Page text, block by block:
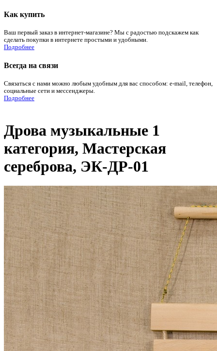
Как купить
Ваш первый заказ в интернет-магазине? Мы с радостью подскажем как
сделать покупки в интернете простыми и удобными.
Подробнее
Всегда на связи
Связаться с нами можно любым удобным для вас способом: e-mail, телефон,
социальные сети и мессенджеры.
Подробнее
Дрова музыкальные 1
категория, Мастерская
сереброва, ЭК-ДР-01